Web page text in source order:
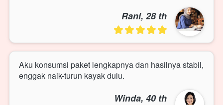
Rani, 28 th
Aku konsumsi paket lengkapnya dan hasilnya stabil,
enggak naik-turun kayak dulu.
Winda, 40 th